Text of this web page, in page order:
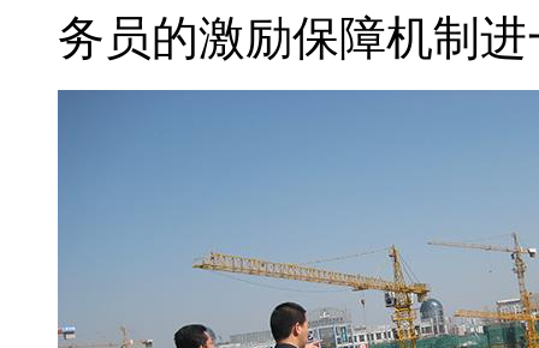
务员的激励保障机制